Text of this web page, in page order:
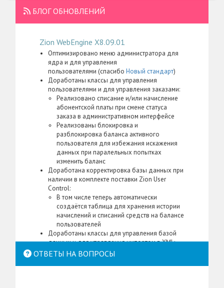
БЛОГ ОБНОВЛЕНИЙ
Zion WebEngine X8.09.01
Оптимизировано меню администратора для
ядра и для управления
пользователями (спасибо Новый стандарт)
Доработаны классы для управления
пользователями и для управления заказами:
Реализовано списание и/или начисление
абонентской платы при смене статуса
заказа в административном интерфейсе
Реализованы блокировка и
разблокировка баланса активного
пользователя для избежания искажения
данных при паралельных попытках
изменить баланс
Доработана корректировка базы данных при
наличии в комплекте поставки Zion User
Control:
В том числе теперь автоматически
создаётся таблица для хранения истории
начислений и списаний средств на балансе
пользователей
Доработаны классы для управления базой
данных и для управления импортом в XML:
Смена статуса заказа теперь работает в
ОТВЕТЫ НА ВОПРОСЫ